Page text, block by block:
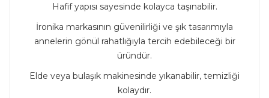
Hafif yapısı sayesinde kolayca taşınabilir.
İronika markasının güvenilirliği ve şık tasarımıyla
annelerin gönül rahatlığıyla tercih edebileceği bir
üründür.
Elde veya bulaşık makinesinde yıkanabilir, temizliği
kolaydır.